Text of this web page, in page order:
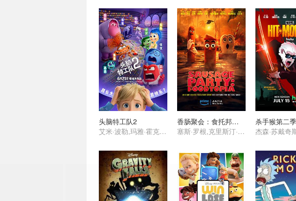
头脑特工队2
艾米·波勒,玛雅·霍克,肯辛顿·托尔曼,莉萨·拉皮拉,托尼·海尔,刘易斯·布莱克,菲利丝·史密斯,阿尤·艾德维利,莉莉玛,格蕾丝·陆,苏梅亚·努里丁-格林,阿黛尔·艾克萨勒霍布洛斯,保罗·沃尔特·豪泽,朱恩·斯奎布,戴安·琳恩,凯尔·麦克拉克伦,伊薇特·尼科尔·布朗,罗恩·芬奇斯,詹姆士·奥斯汀·约翰逊,叶永,史蒂夫·波赛尔
香肠聚会：食托邦第一季
塞斯·罗根,克里斯汀·韦格,迈克尔·塞拉,大卫·克朗姆霍茨,爱德华·诺顿,威尔·福特,山姆·理查森,娜塔莎·罗斯韦尔,亚瑟·李斯特
杀手猴第二季